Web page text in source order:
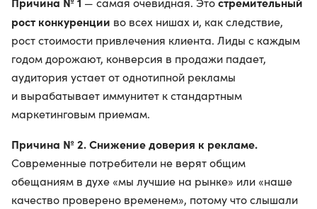
рост конкуренции во всех нишах и, как следствие,
рост стоимости привлечения клиента. Лиды с каждым
годом дорожают, конверсия в продажи падает,
аудитория устает от однотипной рекламы
и вырабатывает иммунитет к стандартным
маркетинговым приемам.
Причина № 2. Снижение доверия к рекламе.
Современные потребители не верят общим
обещаниям в духе «мы лучшие на рынке» или «наше
качество проверено временем», потому что слышали